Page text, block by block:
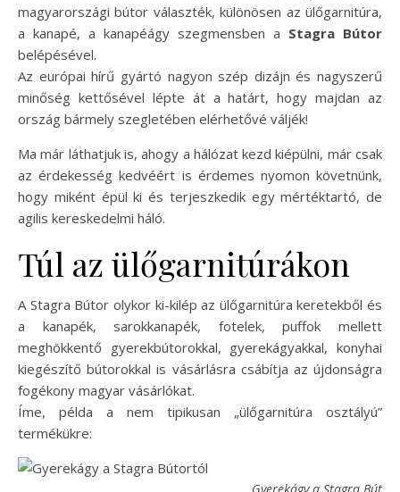
magyarországi bútor választék, különösen az ülőgarnitúra,
a kanapé, a kanapéágy szegmensben a Stagra Bútor
belépésével.
Az európai hírű gyártó nagyon szép dizájn és nagyszerű
minőség kettősével lépte át a határt, hogy majdan az
ország bármely szegletében elérhetővé váljék!
Ma már láthatjuk is, ahogy a hálózat kezd kiépülni, már csak
az érdekesség kedvéért is érdemes nyomon követnünk,
hogy miként épül ki és terjeszkedik egy mértéktartó, de
agilis kereskedelmi háló.
Túl az ülőgarnitúrákon
A Stagra Bútor olykor ki-kilép az ülőgarnitúra keretekből és
a kanapék, sarokkanapék, fotelek, puffok mellett
meghökkentő gyerekbútorokkal, gyerekágyakkal, konyhai
kiegészítő bútorokkal is vásárlásra csábítja az újdonságra
fogékony magyar vásárlókat.
Íme, példa a nem tipikusan „ülőgarnitúra osztályú”
termékükre: